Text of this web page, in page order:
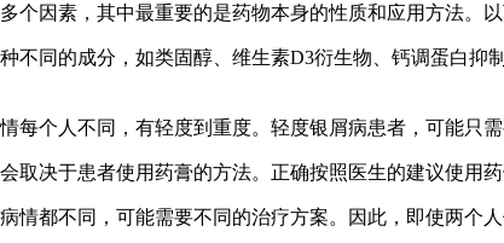
个因素，其中最重要的是药物本身的性质和应用方法。
不同的成分，如类固醇、维生素D3衍生物、钙调蛋白
每个人不同，有轻度到重度。轻度银屑病患者，可能只
取决于患者使用药膏的方法。正确按照医生的建议使用
情都不同，可能需要不同的治疗方案。因此，即使两个